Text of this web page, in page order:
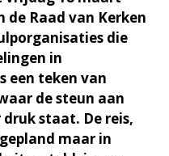
de Raad van Kerken
die
in
een teken van
de steun aan
staat. De reis,
maar in